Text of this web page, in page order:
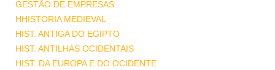
GESTÃO DE EMPRESAS
HHISTORIA MEDIEVAL
HIST. ANTIGA DO EGIPTO
HIST. ANTILHAS OCIDENTAIS
HIST. DA EUROPA E DO OCIDENTE